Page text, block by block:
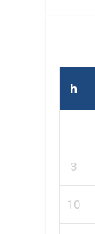
h
3
10